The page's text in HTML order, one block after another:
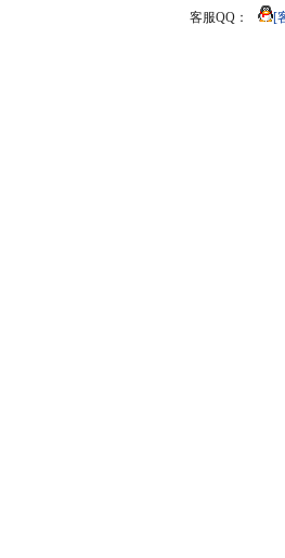
客服QQ： [